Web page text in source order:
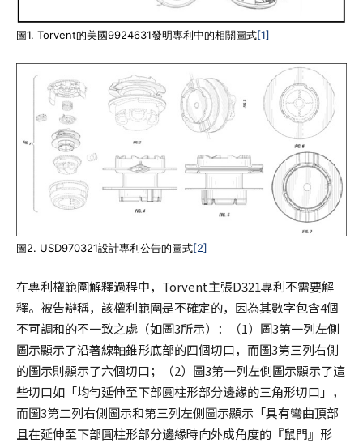
圖1. Torvent的美國9924631發明專利中的相關圖式[1]
圖2. USD970321設計專利公告的圖式[2]
在專利權範圍解釋過程中，Torvent主張D321專利不需要解
釋。被告辯稱，該權利範圍是不確定的，因為其數字包含4個
不可調和的不一致之處（如圖3所示）：（1）圖3第一列左側
圖示顯示了沿著線軸錐形底部的四個切口，而圖3第三列右側
的圖示則顯示了六個切口；（2）圖3第一列左側圖示顯示了這
些切口如「均勻延伸至下部圓柱形部分邊緣的三角形切口」，
而圖3第二列右側圖示和第三列左側圖示顯示「具有彎曲頂部
且在延伸至下部圓柱形部分邊緣時向外成角度的『鼠門』形